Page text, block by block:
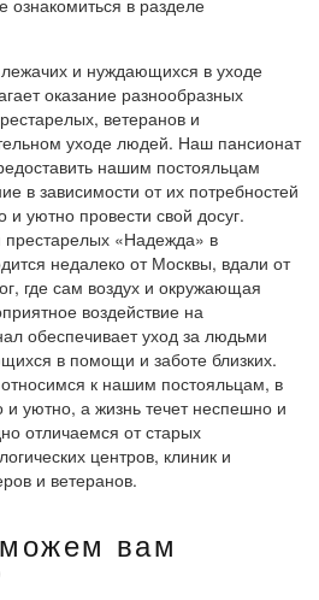
и нуждающихся в уходе
оказание разнообразных
ветеранов и
уходе людей. Наш пансионат
нашим постояльцам
в зависимости от их потребностей
уютно провести свой досуг.
«Надежда» в
недалеко от Москвы, вдали от
где сам воздух и окружающая
воздействие на
обеспечивает уход за людьми
в помощи и заботе близких.
к нашим постояльцам, в
уютно, а жизнь течет неспешно и
отличаемся от старых
центров, клиник и
и ветеранов.
вам